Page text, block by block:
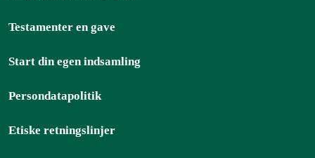
Testamenter en gave
Start din egen indsamling
Persondatapolitik
Etiske retningslinjer